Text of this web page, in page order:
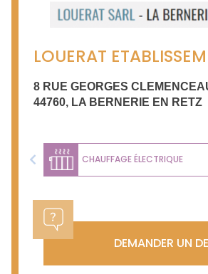
LOUERAT
8 RUE GEORGES
44760, LA BERNERIE EN RETZ
CHAUFFAGE ÉLECTRIQUE
Previous
DEMANDER UN